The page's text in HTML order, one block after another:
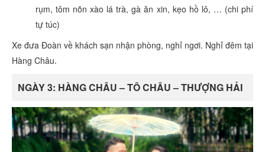
rụm, tôm nõn xào lá trà, gà ăn xin, kẹo hồ lô, … (chi phí
tự túc)
Xe đưa Đoàn về khách sạn nhận phòng, nghỉ ngơi. Nghỉ đêm tại
Hàng Châu.
NGÀY 3: HÀNG CHÂU – TÔ CHÂU – THƯỢNG HẢI